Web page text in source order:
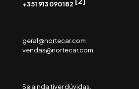
+351 913 090 182
geral@nortecar.com
vendas@nortecar.com
Se ainda tiver dúvidas,